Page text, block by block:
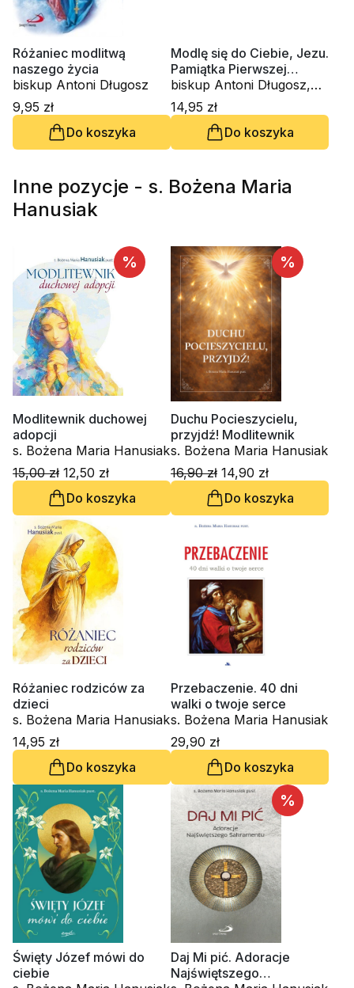
Różaniec modlitwą
naszego życia
biskup Antoni Długosz
9,95 zł
Do koszyka
Modlę się do Ciebie, Jezu.
Pamiątka Pierwszej
Komunii Świętej
biskup Antoni Długosz,
ks. Roman Ceglarek
14,95 zł
Do koszyka
Inne pozycje - s. Bożena Maria
Hanusiak
%
Modlitewnik duchowej
adopcji
s. Bożena Maria Hanusiak
15,00 zł 12,50 zł
Do koszyka
%
Duchu Pocieszycielu,
przyjdź! Modlitewnik
s. Bożena Maria Hanusiak
16,90 zł 14,90 zł
Do koszyka
Różaniec rodziców za
dzieci
s. Bożena Maria Hanusiak
14,95 zł
Do koszyka
Przebaczenie. 40 dni
walki o twoje serce
s. Bożena Maria Hanusiak
29,90 zł
Do koszyka
Święty Józef mówi do
ciebie
%
Daj Mi pić. Adoracje
Najświętszego